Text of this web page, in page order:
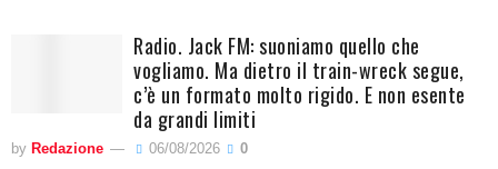
Radio. Jack FM: suoniamo quello che
vogliamo. Ma dietro il train-wreck segue,
c’è un formato molto rigido. E non esente
da grandi limiti
by Redazione 06/08/2026 0